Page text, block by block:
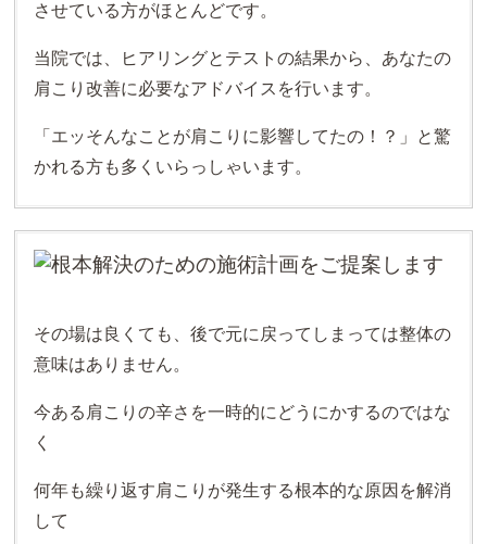
させている方がほとんどです。
当院では、ヒアリングとテストの結果から、あなたの
肩こり改善に必要なアドバイスを行います。
「エッそんなことが肩こりに影響してたの！？」と驚
かれる方も多くいらっしゃいます。
その場は良くても、後で元に戻ってしまっては整体の
意味はありません。
今ある肩こりの辛さを一時的にどうにかするのではな
く
何年も繰り返す肩こりが発生する根本的な原因を解消
して